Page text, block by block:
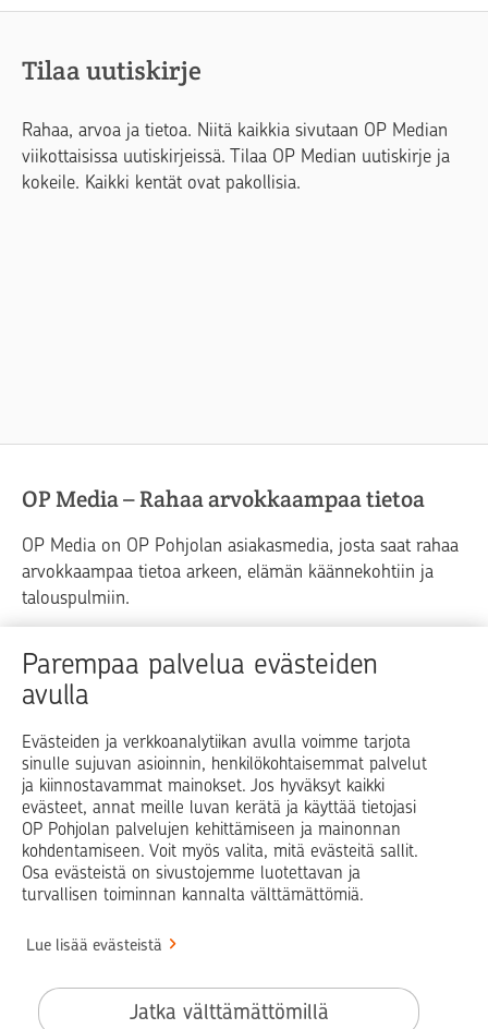
Parempaa palvelua evästeiden
avulla
Evästeiden ja verkkoanalytiikan avulla voimme tarjota
sinulle sujuvan asioinnin, henkilökohtaisemmat palvelut
ja kiinnostavammat mainokset. Jos hyväksyt kaikki
evästeet, annat meille luvan kerätä ja käyttää tietojasi
OP Pohjolan palvelujen kehittämiseen ja mainonnan
kohdentamiseen. Voit myös valita, mitä evästeitä sallit.
Osa evästeistä on sivustojemme luotettavan ja
turvallisen toiminnan kannalta välttämättömiä.
Lue lisää evästeistä
Jatka välttämättömillä
Tilaa uutiskirje
Rahaa, arvoa ja tietoa. Niitä kaikkia sivutaan OP Median
viikottaisissa uutiskirjeissä. Tilaa OP Median uutiskirje ja
kokeile. Kaikki kentät ovat pakollisia.
OP Media – Rahaa arvokkaampaa tietoa
OP Media on OP Pohjolan asiakasmedia, josta saat rahaa
arvokkaampaa tietoa arkeen, elämän käännekohtiin ja
talouspulmiin.
Raha Elämä
Yrityselämä
Blogit ja puheenvuorot
Op.fi OP Koti Pohjola Vahinkoapu
Facebook
X LinkedInInstagram
Käyttöehdot